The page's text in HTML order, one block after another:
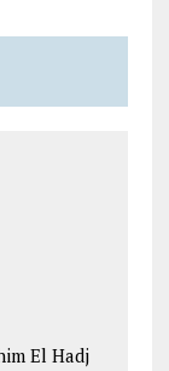
El Hadj